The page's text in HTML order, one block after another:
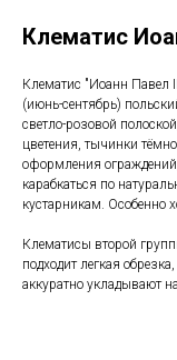
Клематис
Клематис "Иоанн Павел
(июнь-сентябрь)
светло-розовой
цветения, тычинки
оформления
карабкаться по
кустарникам. Особенно
Клематисы второй
подходит легкая
аккуратно укладывают